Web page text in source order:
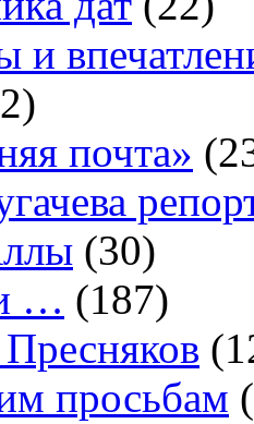
и
почта»
(30)
… (187)
просьбам